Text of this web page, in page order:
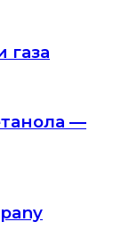
газа
—